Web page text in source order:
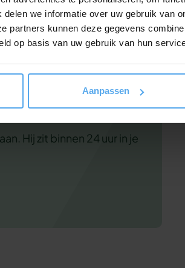
we informatie over uw gebruik van
partners kunnen deze gegevens
op basis van uw gebruik van hun
Aanpassen
voor
aan. Hij zit binnen 24 uur in je